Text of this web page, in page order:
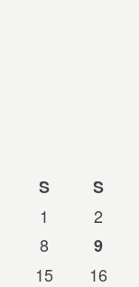
S
S
1
2
8
9
15
16